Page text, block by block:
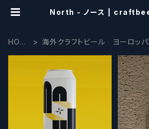
North - ノース | craftbeersciss
HOM
海外クラフトビール ヨーロッパ